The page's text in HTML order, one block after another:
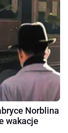
Norblina
wakacje